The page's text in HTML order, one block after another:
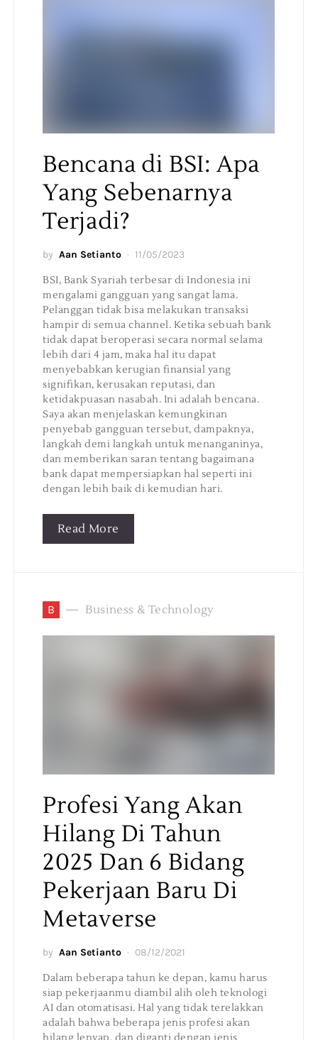
Bencana di BSI: Apa
Yang Sebenarnya
Terjadi?
by Aan Setianto 11/05/2023
BSI, Bank Syariah terbesar di Indonesia ini
mengalami gangguan yang sangat lama.
Pelanggan tidak bisa melakukan transaksi
hampir di semua channel. Ketika sebuah bank
tidak dapat beroperasi secara normal selama
lebih dari 4 jam, maka hal itu dapat
menyebabkan kerugian finansial yang
signifikan, kerusakan reputasi, dan
ketidakpuasan nasabah. Ini adalah bencana.
Saya akan menjelaskan kemungkinan
penyebab gangguan tersebut, dampaknya,
langkah demi langkah untuk menanganinya,
dan memberikan saran tentang bagaimana
bank dapat mempersiapkan hal seperti ini
dengan lebih baik di kemudian hari.
Read More
B Business & Technology
Profesi Yang Akan
Hilang Di Tahun
2025 Dan 6 Bidang
Pekerjaan Baru Di
Metaverse
by Aan Setianto 08/12/2021
Dalam beberapa tahun ke depan, kamu harus
siap pekerjaanmu diambil alih oleh teknologi
AI dan otomatisasi. Hal yang tidak terelakkan
adalah bahwa beberapa jenis profesi akan